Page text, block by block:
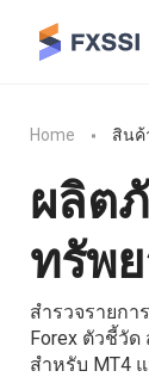
Home สินค้
ผลิต
ทรัพ
สำรวจรายก
Forex ตัวชี้วั
สำหรับ MT4